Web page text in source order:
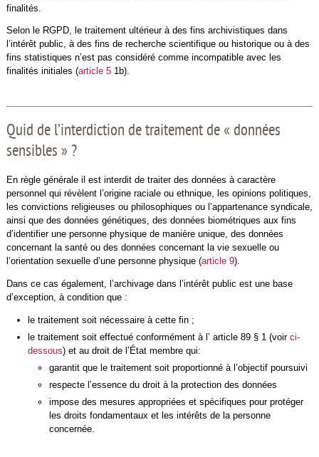
finalités.
Selon le RGPD, le traitement ultérieur à des fins archivistiques dans
l’intérêt public, à des fins de recherche scientifique ou historique ou à des
fins statistiques n’est pas considéré comme incompatible avec les
finalités initiales (article 51b).
Quid de l’interdiction de traitement de « données
sensibles » ?
En règle générale il est interdit de traiter des données à caractère
personnel qui révèlent l’origine raciale ou ethnique, les opinions politiques,
les convictions religieuses ou philosophiques ou l’appartenance syndicale,
ainsi que des données génétiques, des données biométriques aux fins
d’identifier une personne physique de manière unique, des données
concernant la santé ou des données concernant la vie sexuelle ou
l’orientation sexuelle d’une personne physique (article 9).
Dans ce cas également, l’archivage dans l’intérêt public est une base
d’exception, à condition que :
le traitement soit nécessaire à cette fin ;
le traitement soit effectué conformément à l’ article 89 § 1 (voir ci-
dessous) et au droit de l’État membre qui:
garantit que le traitement soit proportionné à l’objectif poursuivi
respecte l’essence du droit à la protection des données
impose des mesures appropriées et spécifiques pour protéger
les droits fondamentaux et les intérêts de la personne
concernée.